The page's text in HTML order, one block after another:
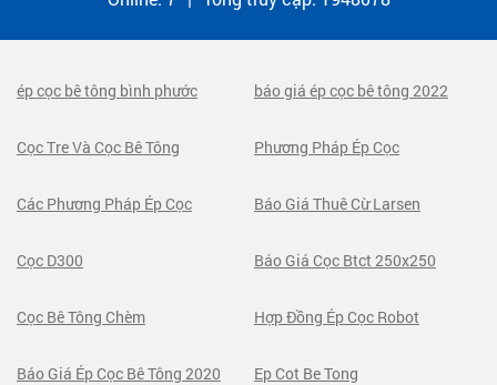
ép cọc bê tông bình phước báo giá ép cọc bê tông 2022
Cọc Tre Và Cọc Bê Tông Phương Pháp Ép Cọc
Các Phương Pháp Ép Cọc Báo Giá Thuê Cừ Larsen
Cọc D300 Báo Giá Cọc Btct 250x250
Cọc Bê Tông Chèm Hợp Đồng Ép Cọc Robot
Báo Giá Ép Cọc Bê Tông 2020 Ep Cot Be Tong